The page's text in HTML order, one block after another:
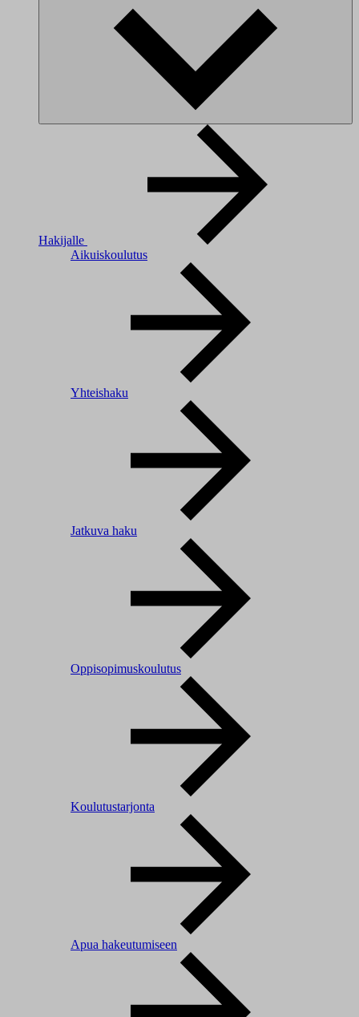
Hakijalle
Aikuiskoulutus
Yhteishaku
Jatkuva haku
Oppisopimuskoulutus
Koulutustarjonta
Apua hakeutumiseen